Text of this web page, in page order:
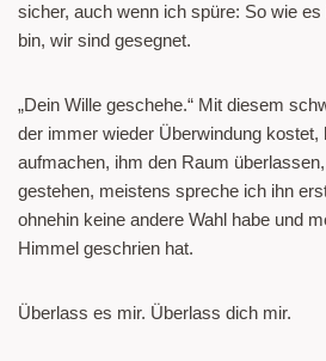
sicher, auch wenn ich spüre: So wie
bin, wir sind gesegnet.
„Dein Wille geschehe.“ Mit diesem
der immer wieder Überwindung kostet,
aufmachen, ihm den Raum
gestehen, meistens spreche ich ihn
ohnehin keine andere Wahl habe und
Himmel geschrien hat.
Überlass es mir. Überlass dich mir.